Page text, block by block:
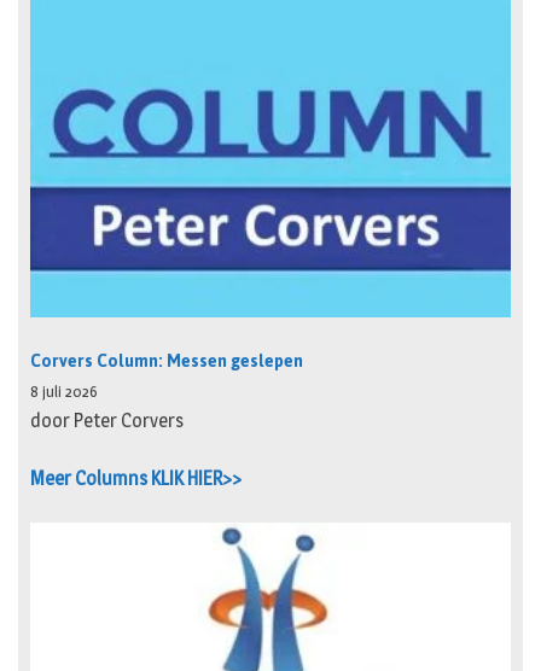
Corvers Column: Messen geslepen
8 juli 2026
door Peter Corvers
Meer Columns KLIK HIER>>